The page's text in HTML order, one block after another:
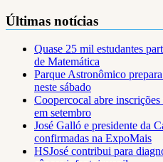
Últimas notícias
Quase 25 mil estudantes
de Matemática
Parque Astronômico
neste sábado
Coopercocal abre
em setembro
José Galló e presidente da
confirmadas na ExpoMais
HSJosé contribui para